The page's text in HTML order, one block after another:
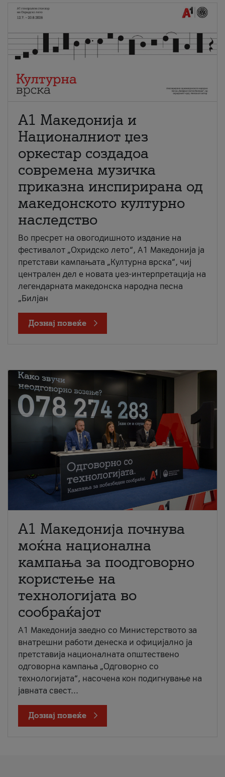
А1 Македонија и
Националниот џез
оркестар создадоа
современа музичка
приказна инспирирана од
македонското културно
наследство
Во пресрет на овогодишното издание на
фестивалот „Охридско лето“, А1 Македонија ја
претстави кампањата „Културна врска“, чиј
централен дел е новата џез-интерпретација на
легендарната македонска народна песна
„Билјан
Дознај повеќе
A1 Македонија почнува
моќна национална
кампања за поодговорно
користење на
технологијата во
сообраќајот
A1 Македонија заедно со Министерството за
внатрешни работи денеска и официјално ја
претставија националната општествено
одговорна кампања „Одговорно со
технологијата“, насочена кон подигнување на
јавната свест...
Дознај повеќе